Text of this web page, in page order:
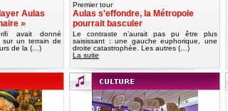
Aulas
»
avait donné
sur un terrain de
de la (…)
Premier tour
Aulas s'effondre, la Métropole
pourrait basculer
Le contraste n’aurait pas pu être plus
saisissant : une gauche euphorique, une
droite catastrophée. Les autres (…)
La suite